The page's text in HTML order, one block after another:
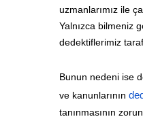
uzmanlarımız ile
Yalnızca bilmeniz
dedektiflerimiz
Bunun nedeni ise
ve kanunlarının
tanınmasının